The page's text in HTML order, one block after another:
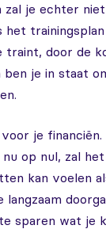
zal je echter
het
traint, door de
ben je in staat
je
op nul, zal
kan voelen
langzaam
sparen wat je